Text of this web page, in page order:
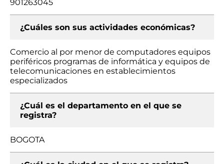
901263045
¿Cuáles son sus actividades económicas?
Comercio al por menor de computadores equipos
periféricos programas de informática y equipos de
telecomunicaciones en establecimientos
especializados
¿Cuál es el departamento en el que se
registra?
BOGOTA